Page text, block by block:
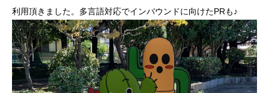
利用頂きました。多言語対応でインバウンドに向けたPRも♪